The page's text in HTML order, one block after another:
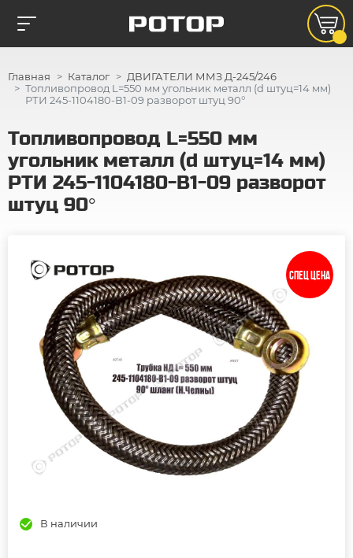
Главная Каталог
ДВИГАТЕЛИ ММЗ Д-245/246
Топливопровод L=550 мм угольник металл (d штуц=14 мм)
РТИ 245-1104180-В1-09 разворот штуц 90°
Топливопровод L=550 мм
угольник металл (d штуц=14 мм)
РТИ 245-1104180-В1-09 разворот
штуц 90°
СПЕЦ ЦЕНА
В наличии